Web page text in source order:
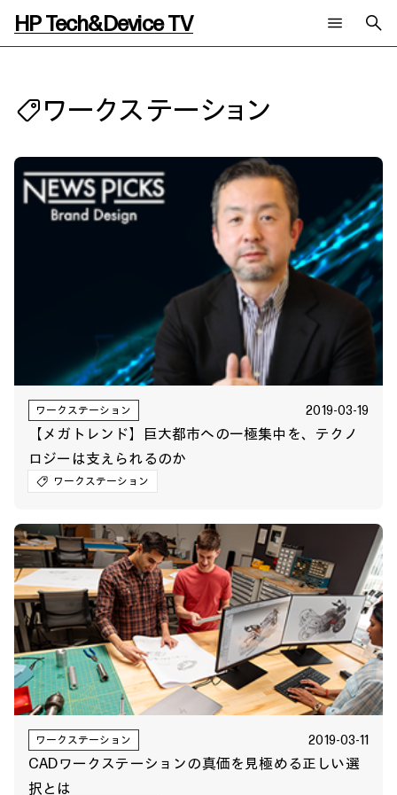
HP Tech&Device TV
全てのコンテンツ
AIの進化と活用事例
製品トレンド & レビュー
サイバーセキュリティ
教育とテクノロジー
事例
イベントレポート
AI PC
AIワークステーション
WXP（DEXツール）
タグ一覧
イベント・セミナー情報
ご相談
メールニュース会員登録
ワークステーション
ワークステーション 2019-03-19
【メガトレンド】巨大都市への一極集中を、テクノ
ロジーは支えられるのか
ワークステーション
ワークステーション 2019-03-11
CADワークステーションの真価を見極める正しい選
択とは